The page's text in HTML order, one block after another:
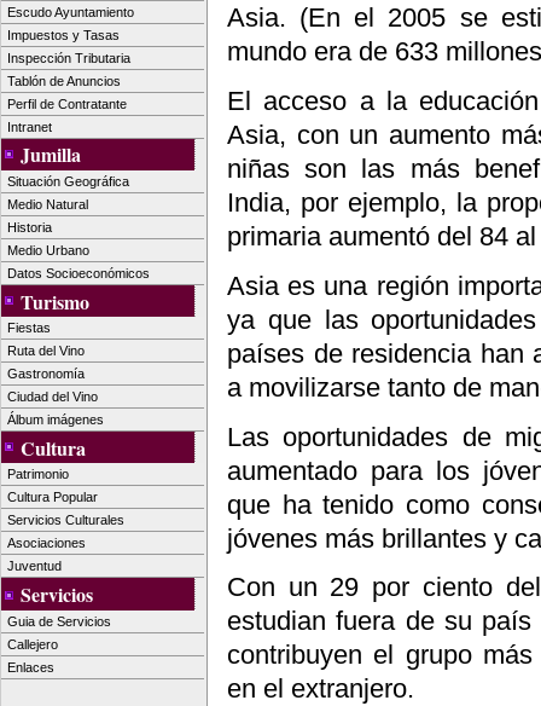
Escudo Ayuntamiento
Impuestos y Tasas
Inspección Tributaria
Tablón de Anuncios
Perfil de Contratante
Intranet
Jumilla
Situación Geográfica
Medio Natural
Historia
Medio Urbano
Datos Socioeconómicos
Turismo
Fiestas
Ruta del Vino
Gastronomía
Ciudad del Vino
Álbum imágenes
Cultura
Patrimonio
Cultura Popular
Servicios Culturales
Asociaciones
Juventud
Servicios
Guia de Servicios
Callejero
Enlaces
Asia. (En el 2005 se
mundo era de 633
El acceso a la
Asia, con un aumento
niñas son las más
India, por ejemplo, la
primaria aumentó del 84
Asia es una región
ya que las
países de residencia han
a movilizarse tanto de
Las oportunidades de
aumentado para los
que ha tenido como
jóvenes más brillantes y
Con un 29 por ciento
estudian fuera de su
contribuyen el grupo
en el extranjero.